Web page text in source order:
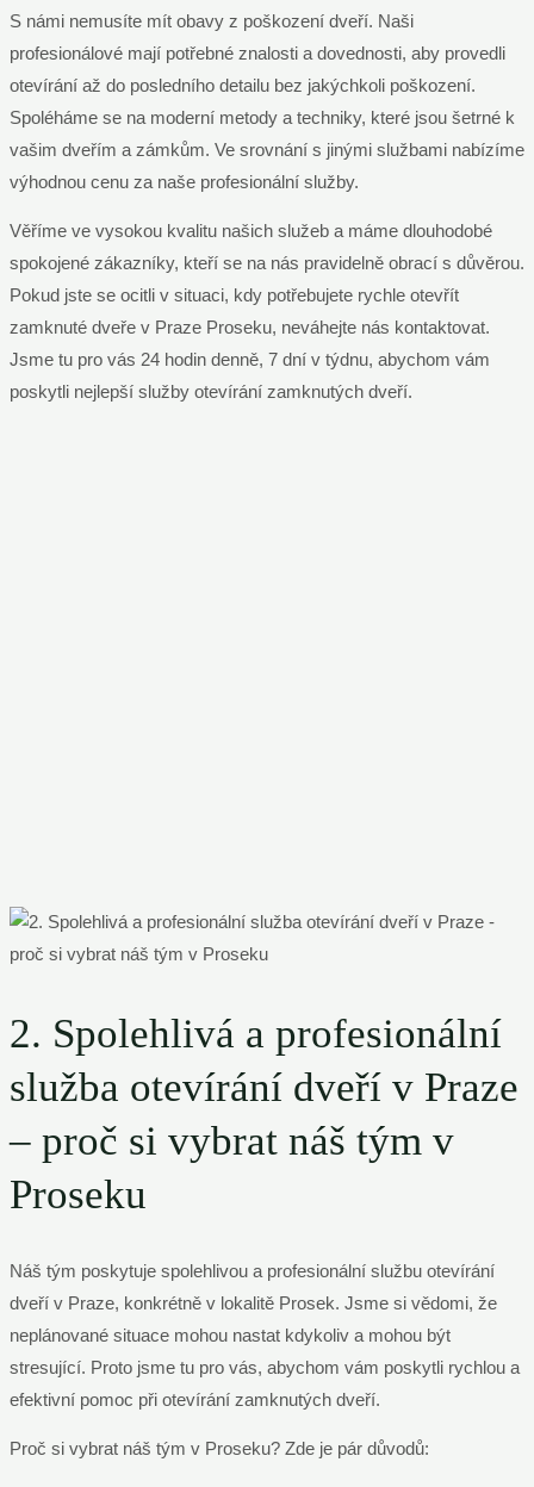
S námi nemusíte mít obavy z poškození dveří. Naši
profesionálové mají potřebné znalosti a dovednosti, aby provedli
otevírání až do posledního detailu bez jakýchkoli poškození.
Spoléháme se na moderní metody a techniky, které jsou šetrné k
vašim dveřím a zámkům. Ve srovnání s jinými službami nabízíme
výhodnou cenu za naše profesionální služby.
Věříme ve vysokou kvalitu našich služeb a máme dlouhodobé
spokojené zákazníky, kteří se na nás pravidelně obrací s důvěrou.
Pokud jste se ocitli v situaci, kdy potřebujete rychle otevřít
zamknuté dveře v Praze Proseku, neváhejte nás kontaktovat.
Jsme tu pro vás 24 hodin denně, 7 dní v týdnu, abychom vám
poskytli nejlepší služby otevírání zamknutých dveří.
2. Spolehlivá a profesionální
služba otevírání dveří v Praze
– proč si vybrat náš tým v
Proseku
Náš tým poskytuje spolehlivou a profesionální službu otevírání
dveří v Praze, konkrétně v lokalitě Prosek. Jsme si vědomi, že
neplánované situace mohou nastat kdykoliv a mohou být
stresující. Proto jsme tu pro vás, abychom vám poskytli rychlou a
efektivní pomoc při otevírání zamknutých dveří.
Proč si vybrat náš tým v Proseku? Zde je pár důvodů: